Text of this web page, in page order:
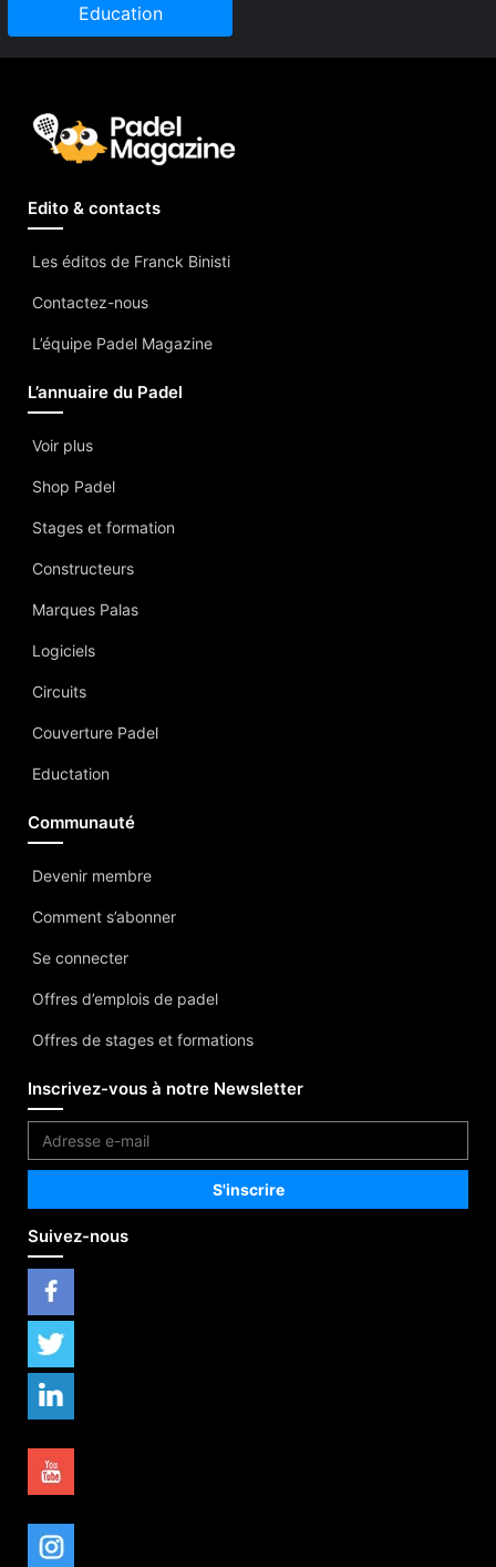
Education
Edito & contacts
Les éditos de Franck Binisti
Contactez-nous
L’équipe Padel Magazine
L’annuaire du Padel
Voir plus
Shop Padel
Stages et formation
Constructeurs
Marques Palas
Logiciels
Circuits
Couverture Padel
Eductation
Communauté
Devenir membre
Comment s’abonner
Se connecter
Offres d’emplois de padel
Offres de stages et formations
Inscrivez-vous à notre Newsletter
Suivez-nous